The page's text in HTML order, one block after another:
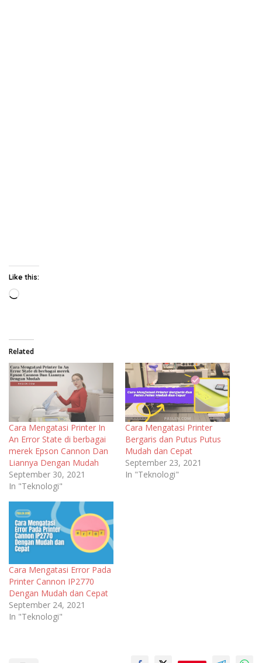
Like this:
Loading…
Related
Cara Mengatasi Printer In
An Error State di berbagai
merek Epson Cannon Dan
Liannya Dengan Mudah
September 30, 2021
In "Teknologi"
Cara Mengatasi Printer
Bergaris dan Putus Putus
Mudah dan Cepat
September 23, 2021
In "Teknologi"
Cara Mengatasi Error Pada
Printer Cannon IP2770
Dengan Mudah dan Cepat
September 24, 2021
In "Teknologi"